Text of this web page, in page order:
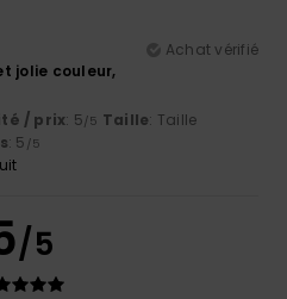
Achat vérifié
jolie couleur,
/ prix: 5/5 Taille: Taille
: 5 /5
/5